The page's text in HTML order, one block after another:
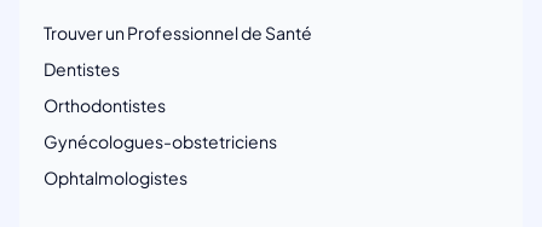
Trouver un Professionnel de Santé
Dentistes
Orthodontistes
Gynécologues-obstetriciens
Ophtalmologistes